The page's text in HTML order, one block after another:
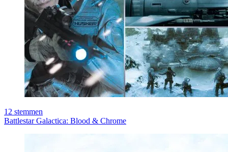
12 stemmen
Battlestar Galactica: Blood & Chrome